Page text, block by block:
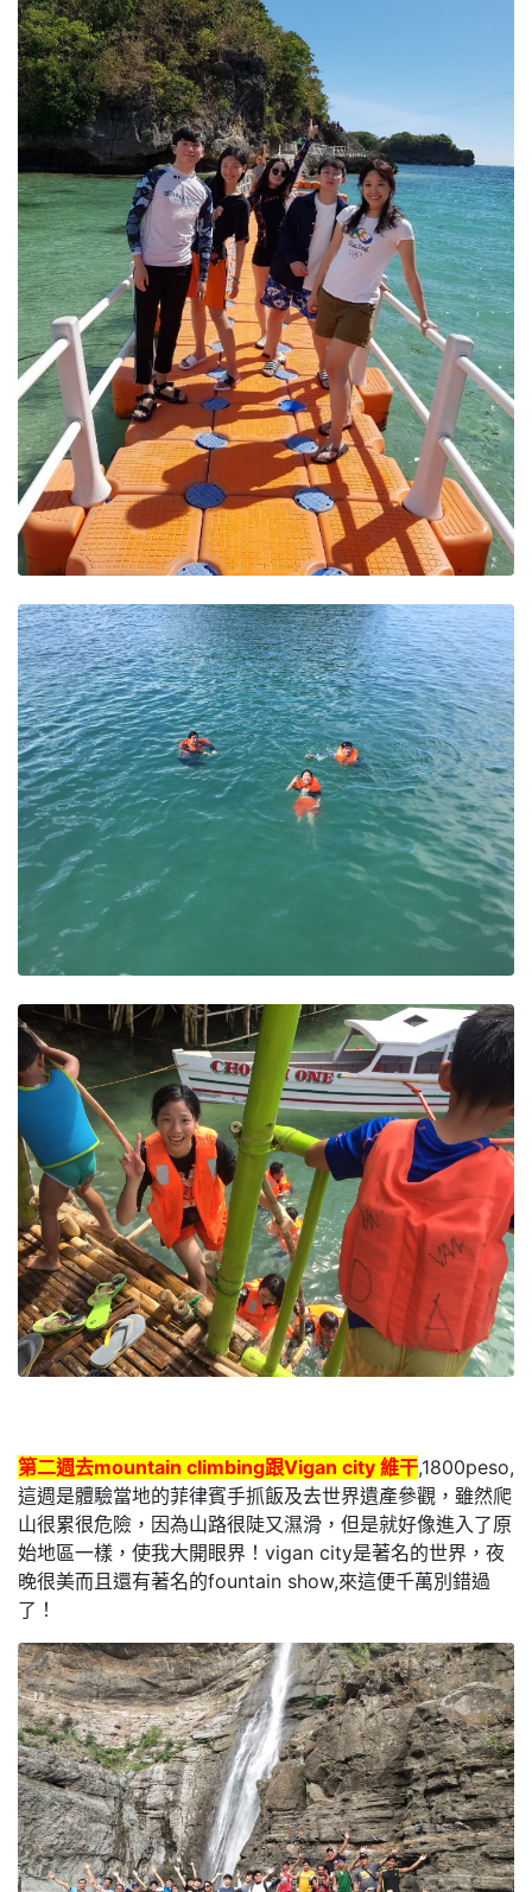
第二週去mountain climbing跟Vigan city 維干,1800peso,
這週是體驗當地的菲律賓手抓飯及去世界遺產參觀，雖然爬
山很累很危險，因為山路很陡又濕滑，但是就好像進入了原
始地區一樣，使我大開眼界！vigan city是著名的世界，夜
晚很美而且還有著名的fountain show,來這便千萬別錯過
了！